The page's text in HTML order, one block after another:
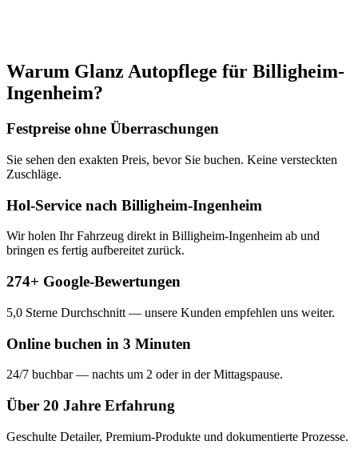
Warum Glanz Autopflege für Billigheim-
Ingenheim?
Festpreise ohne Überraschungen
Sie sehen den exakten Preis, bevor Sie buchen. Keine versteckten
Zuschläge.
Hol-Service nach Billigheim-Ingenheim
Wir holen Ihr Fahrzeug direkt in Billigheim-Ingenheim ab und
bringen es fertig aufbereitet zurück.
274+ Google-Bewertungen
5,0 Sterne Durchschnitt — unsere Kunden empfehlen uns weiter.
Online buchen in 3 Minuten
24/7 buchbar — nachts um 2 oder in der Mittagspause.
Über 20 Jahre Erfahrung
Geschulte Detailer, Premium-Produkte und dokumentierte Prozesse.